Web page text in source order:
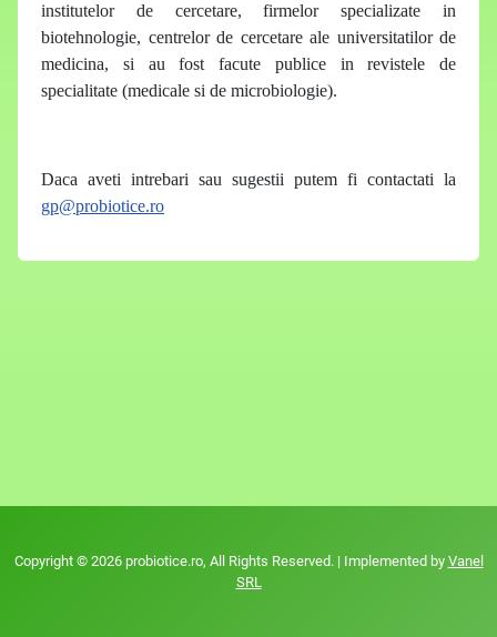
institutelor de cercetare, firmelor specializate in
biotehnologie, centrelor de cercetare ale universitatilor de
medicina, si au fost facute publice in revistele de
specialitate (medicale si de microbiologie).
Daca aveti intrebari sau sugestii putem fi contactati la
gp@probiotice.ro
Copyright © 2026 probiotice.ro, All Rights Reserved. | Implemented by Vanel
SRL